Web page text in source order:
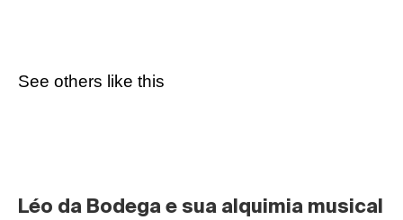
See others like this
Léo da Bodega e sua alquimia musical